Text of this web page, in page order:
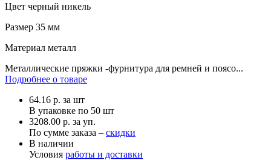
Цвет черный никель
Размер 35 мм
Материал металл
Металлические пряжки -фурнитура для ремней и поясо...
Подробнее о товаре
64.16 р. за шт
В упаковке по 50 шт
3208.00 р. за уп.
По сумме заказа – скидки
В наличии
Условия работы и доставки